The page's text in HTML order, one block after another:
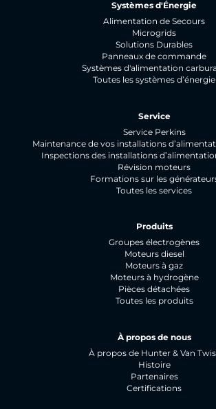
Systèmes d'Énergie
Alimentation de Secours
Microgrids
Solutions Durables
Panneaux de commande
Systèmes d'alimentation
Toutes les systèmes d’énergie
Service
Service Perkins
Maintenance de vos installations
Inspections des installations
Révision moteurs
Formations sur les
Toutes les services
Produits
Groupes électrogènes
Moteurs diesel
Moteurs à gaz
Moteurs à hydrogène
Pièces détachées
Toutes les produits
À propos de nous
À propos de Hunter & Van
Histoire
Partenaires
Certifications